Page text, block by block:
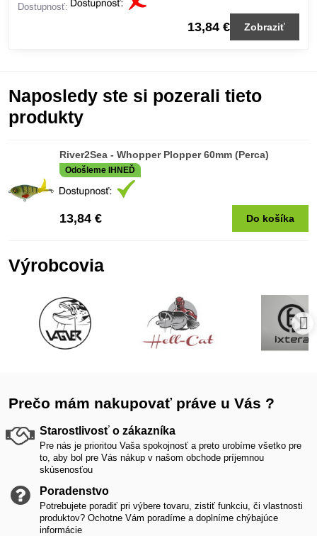
Dostupnosť:
13,84 € Zobraziť
Naposledy ste si pozerali tieto
produkty
River2Sea - Whopper Plopper 60mm (Perca)
Odošleme IHNEĎ
13,84 € Do košíka
Výrobcovia
Prečo mám nakupovať práve u Vás ?
Starostlivosť o zákazníka
Pre nás je prioritou Vaša spokojnosť a preto urobíme všetko pre
to, aby bol pre Vás nákup v našom obchode príjemnou
skúsenosťou
Poradenstvo
Potrebujete poradiť pri výbere tovaru, zistiť funkciu, či vlastnosti
produktov? Ochotne Vám poradíme a doplníme chýbajúce
informácie